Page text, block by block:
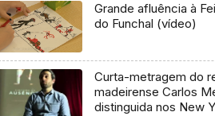
Grande afluência à
do Funchal (vídeo)
Curta-metragem do
madeirense Carlos
distinguida nos New